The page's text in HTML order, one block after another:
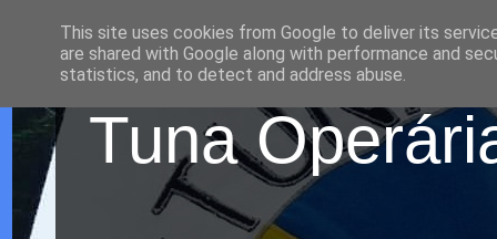
Tuna
This site uses cookies from Google to deliver its
are shared with Google along with performance and
statistics, and to detect and address abuse.